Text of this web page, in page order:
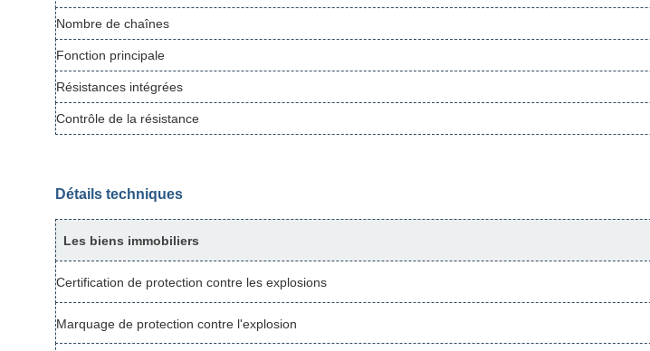
Nombre de chaînes
Fonction principale
Résistances intégrées
Contrôle de la résistance
Détails techniques
Les biens immobiliers
Certification de protection contre les explosions
Marquage de protection contre l'explosion